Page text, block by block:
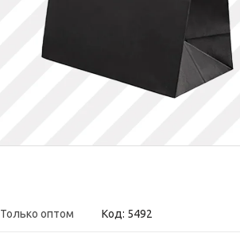
Только оптом Код: 5492